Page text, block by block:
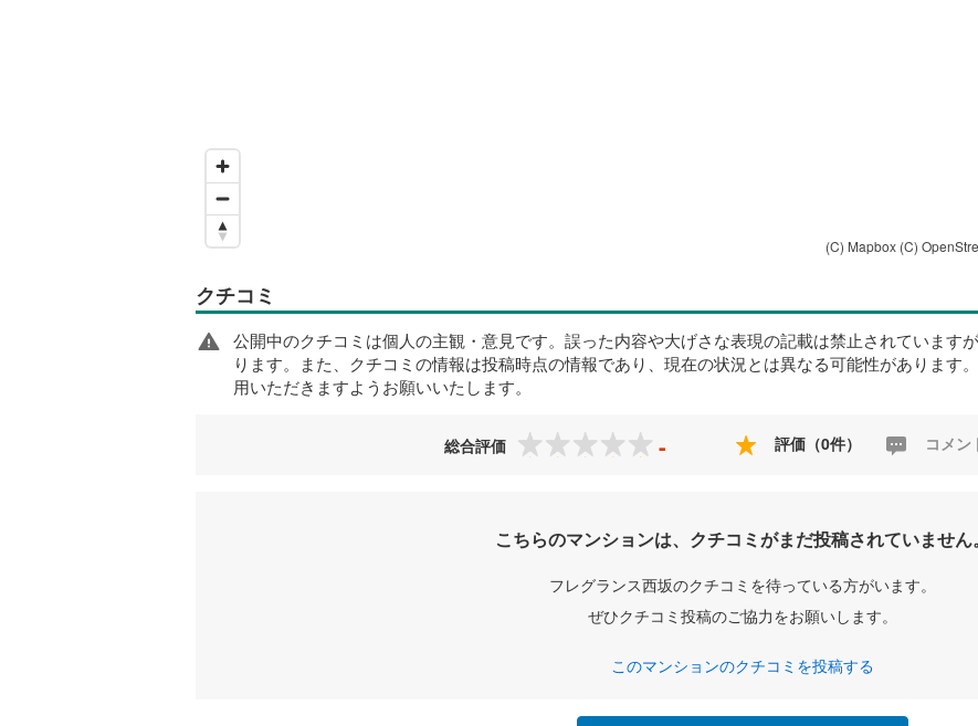
(C) Mapbox (C)
クチコミ
公開中のクチコミは個人の主観・意見です。誤った内容や大げさな表現の記載は禁止されています
ります。また、クチコミの情報は投稿時点の情報であり、現在の状況とは異なる可能性があります
用いただきますようお願いいたします。
総合評価 - 評価（0件） コメン
こちらのマンションは、クチコミがまだ投稿されていません。
フレグランス西坂のクチコミを待っている方がいます。
ぜひクチコミ投稿のご協力をお願いします。
このマンションのクチコミを投稿する